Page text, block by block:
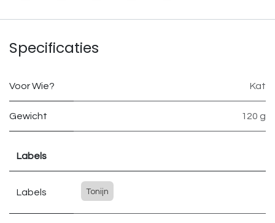
Specificaties
Voor Wie? Kat
Gewicht 120 g
Labels
Labels Tonijn